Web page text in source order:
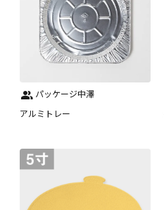
パッケージ中澤
アルミトレー